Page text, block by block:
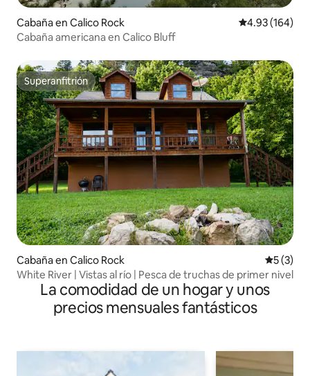
Cabaña en Calico Rock Calificación
4.93 (164)
Cabaña americana en Calico Bluff
Superanfitrión
Superanfitrión
Cabaña en Calico Rock
5 (3)
White River | Vistas al río | Pesca de truchas de primer nivel
La comodidad de un hogar y unos
precios mensuales fantásticos